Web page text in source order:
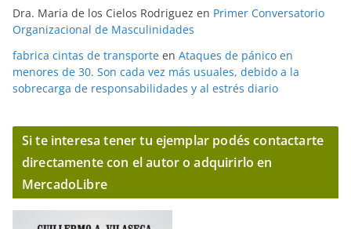
Dra. Maria de los Cielos Rodriguez en Primer Conversatorio
Organizacional de Masculinidades
fabrica cintas de transporte en Ataques de pánico en
menores de 30. Son cada vez más usuales, debido a la
sobrecarga de responsabilidades y al estrés diario
Si te interesa tener tu ejemplar podés contactarte
directamente con el autor o adquirirlo en
MercadoLibre